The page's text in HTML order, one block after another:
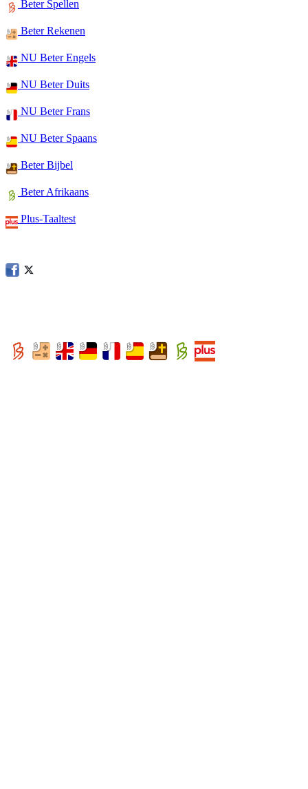
Beter Spellen
Beter Rekenen
NU Beter Engels
NU Beter Duits
NU Beter Frans
NU Beter Spaans
Beter Bijbel
Beter Afrikaans
Plus-Taaltest